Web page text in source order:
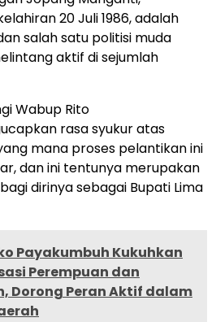
20 Juli 1986, adalah
salah satu politisi muda
aktif di sejumlah
Wabup Rito
rasa syukur atas
mana proses pelantikan ini
dan ini tentunya merupakan
dirinya sebagai Bupati Lima
Payakumbuh Kukuhkan
Perempuan dan
Dorong Peran Aktif dalam